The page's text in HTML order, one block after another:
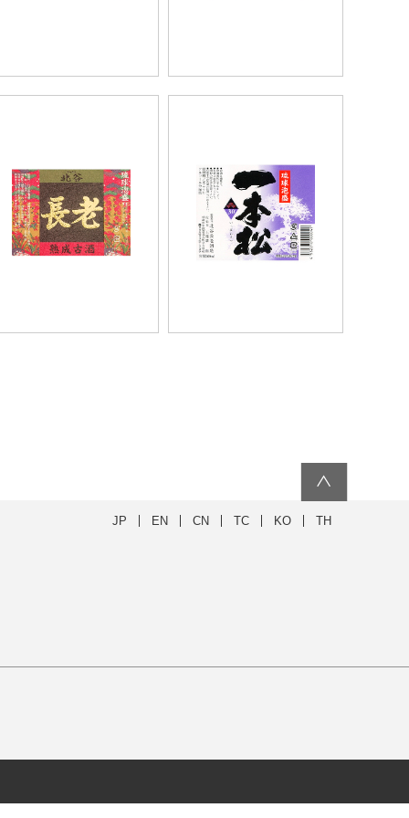
∧
JP EN CN TC KO TH